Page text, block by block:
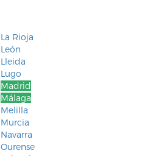
La Rioja
León
Lleida
Lugo
Madrid
Málaga
Melilla
Murcia
Navarra
Ourense